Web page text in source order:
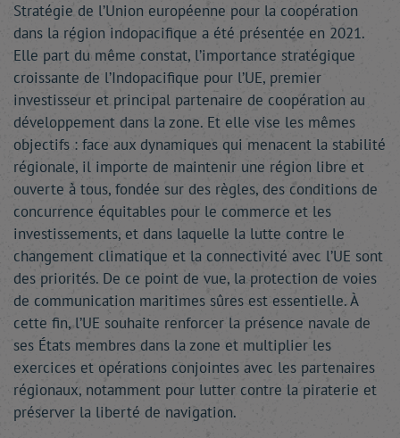
Stratégie de l’Union européenne pour la coopération
dans la région indopacifique a été présentée en 2021.
Elle part du même constat, l’importance stratégique
croissante de l’Indopacifique pour l’UE, premier
investisseur et principal partenaire de coopération au
développement dans la zone. Et elle vise les mêmes
objectifs : face aux dynamiques qui menacent la stabilité
régionale, il importe de maintenir une région libre et
ouverte à tous, fondée sur des règles, des conditions de
concurrence équitables pour le commerce et les
investissements, et dans laquelle la lutte contre le
changement climatique et la connectivité avec l’UE sont
des priorités. De ce point de vue, la protection de voies
de communication maritimes sûres est essentielle. À
cette fin, l’UE souhaite renforcer la présence navale de
ses États membres dans la zone et multiplier les
exercices et opérations conjointes avec les partenaires
régionaux, notamment pour lutter contre la piraterie et
préserver la liberté de navigation.